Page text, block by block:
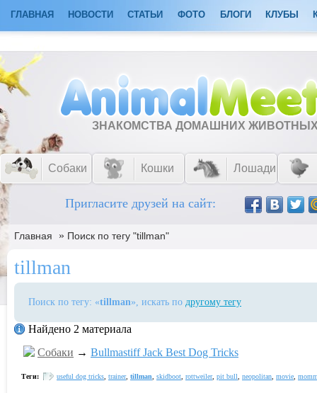
ГЛАВНАЯ НОВОСТИ СТАТЬИ ФОТО БЛОГИ КЛУБЫ
ЗНАКОМСТВА ДОМАШНИХ
Собаки Кошки Лошади
Пригласите друзей на сайт:
Главная » Поиск по тегу "tillman"
tillman
Поиск по тегу: «tillman», искать по другому тегу
Найдено 2 материала
Собаки → Bullmastiff Jack Best Dog Tricks
Теги: useful dog tricks trainer, tillman skidboot rottweiler, pit bull neopolitan movie